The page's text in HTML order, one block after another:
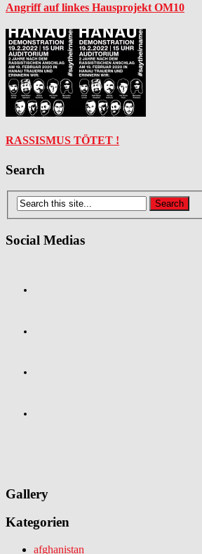
Angriff auf linkes Hausprojekt OM10
RASSISMUS TÖTET !
Search
Social Medias
Gallery
Kategorien
afghanistan